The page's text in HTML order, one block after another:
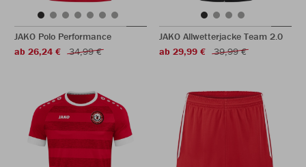
JAKO Polo Performance
ab 26,24 €
34,99 €
JAKO Allwetterjacke Team 2.0
ab 29,99 €
39,99 €